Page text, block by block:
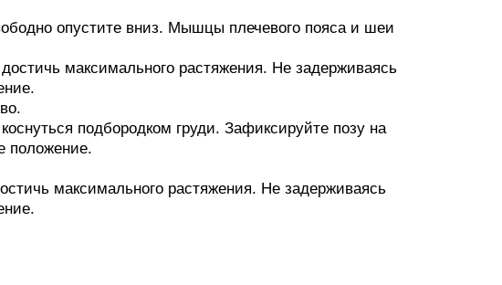
опустите вниз. Мышцы плечевого пояса и шеи
максимального растяжения. Не задерживаясь
подбородком груди. Зафиксируйте позу на
положение.
максимального растяжения. Не задерживаясь